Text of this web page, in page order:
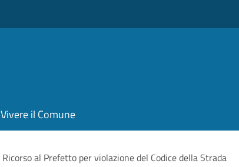
Vivere il Comune
Ricorso al Prefetto per violazione del Codice della Strada